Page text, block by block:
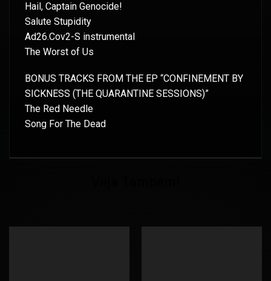
Hail, Captain Genocide!
Salute Stupidity
Ad26.Cov2-S instrumental
The Worst of Us
BONUS TRACKS FROM THE EP “CONFINEMENT BY
SICKNESS (THE QUARANTINE SESSIONS)”
The Red Needle
Song For The Dead